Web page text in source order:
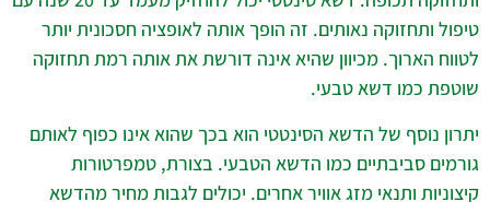
טיפול ותחזוקה נאותים. זה הופך אותה לאופציה חסכונית יותר
לטווח הארוך. מכיוון שהיא אינה דורשת את אותה רמת תחזוקה
שוטפת כמו דשא טבעי.
יתרון נוסף של הדשא הסינטטי הוא בכך שהוא אינו כפוף לאותם
גורמים סביבתיים כמו הדשא הטבעי. בצורת, טמפרטורות
קיצוניות ותנאי מזג אוויר אחרים. יכולים לגבות מחיר מהדשא